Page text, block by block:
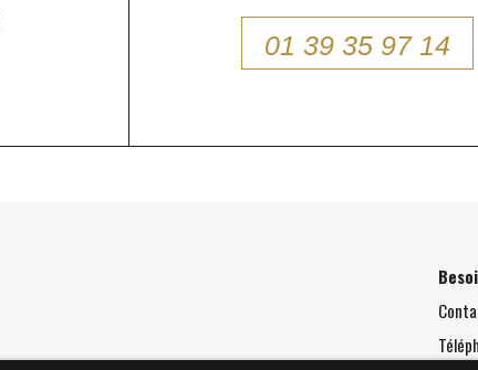
01 39 35 97 14